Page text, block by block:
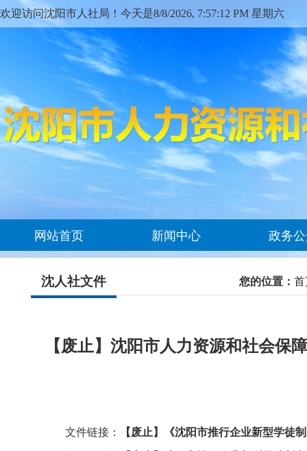
欢迎访问沈阳市人社局！今天是8/8/2026, 7:57:12 PM 星期六
网站首页 新闻中心 政务
沈人社文件 您的位置： 首
【废止】沈阳市人力资源和社会保
文件链接： 【废止】《沈阳市推行企业新型学徒